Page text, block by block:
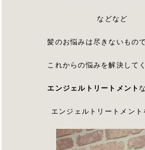
などなど
髪のお悩みは尽きないもの
これからの悩みを解決して
エンジェルトリートメント
エンジェルトリートメント